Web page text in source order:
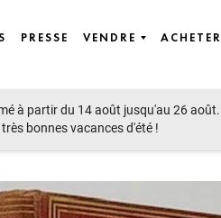
PRESSE VENDRE ACHETER
à partir du 14 août jusqu'au 26 août.
bonnes vacances d'été !